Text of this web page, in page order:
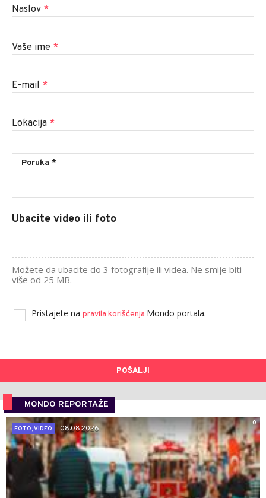
Naslov *
Vaše ime *
E-mail *
Lokacija *
Ubacite video ili foto
Možete da ubacite do 3 fotografije ili videa. Ne smije biti
više od 25 MB.
Pristajete na pravila korišćenja Mondo portala.
POŠALJI
MONDO REPORTAŽE
0
FOTO, VIDEO
08.08.2026.